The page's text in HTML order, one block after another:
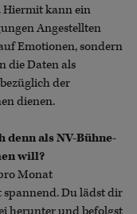
Hiermit kann ein
Angestellten
Emotionen, sondern
die Daten als
der
dienen.
denn als NV-Bühne-
will?
Monat
spannend. Du lädst dir